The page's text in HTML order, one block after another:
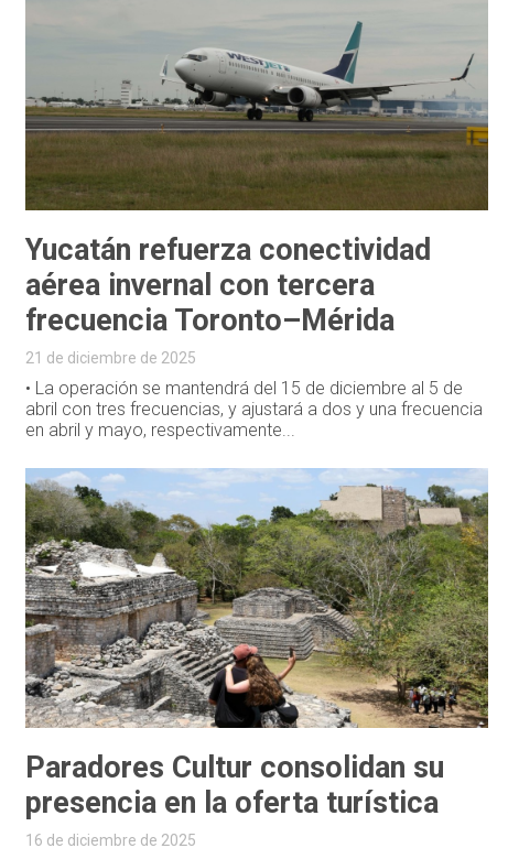
Yucatán refuerza conectividad
aérea invernal con tercera
frecuencia Toronto–Mérida
21 de diciembre de 2025
• La operación se mantendrá del 15 de diciembre al 5 de
abril con tres frecuencias, y ajustará a dos y una frecuencia
en abril y mayo, respectivamente...
Paradores Cultur consolidan su
presencia en la oferta turística
16 de diciembre de 2025